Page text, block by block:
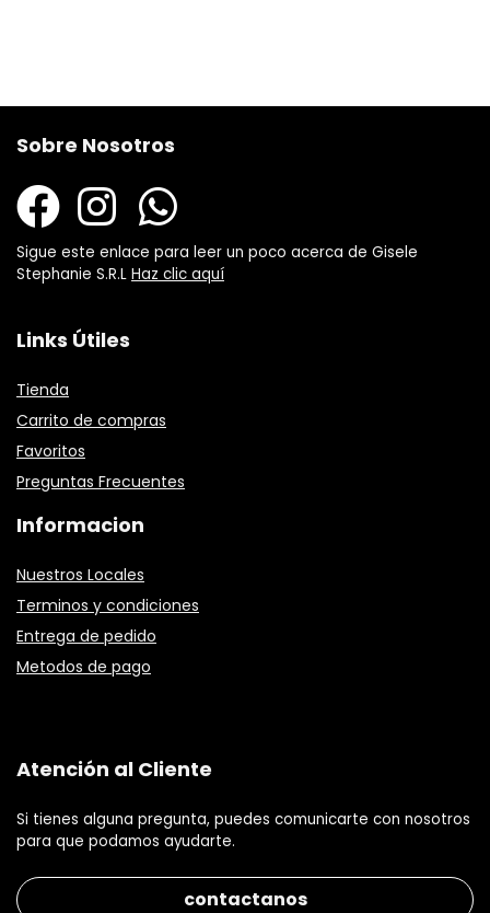
Sobre Nosotros
Sigue este enlace para leer un poco acerca de Gisele
Stephanie S.R.L Haz clic aquí
Links Útiles
Tienda
Carrito de compras
Favoritos
Preguntas Frecuentes
Informacion
Nuestros Locales
Terminos y condiciones
Entrega de pedido
Metodos de pago
Atención al Cliente
Si tienes alguna pregunta, puedes comunicarte con nosotros
para que podamos ayudarte.
contactanos